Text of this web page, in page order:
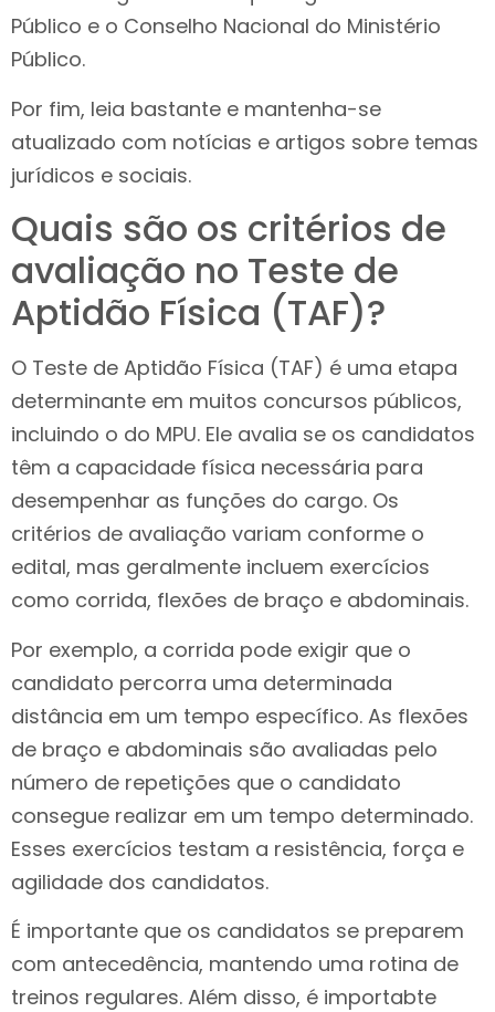
Público e o Conselho Nacional do Ministério
Público.
Por fim, leia bastante e mantenha-se
atualizado com notícias e artigos sobre temas
jurídicos e sociais.
Quais são os critérios de
avaliação no Teste de
Aptidão Física (TAF)?
O Teste de Aptidão Física (TAF) é uma etapa
determinante em muitos concursos públicos,
incluindo o do MPU. Ele avalia se os candidatos
têm a capacidade física necessária para
desempenhar as funções do cargo. Os
critérios de avaliação variam conforme o
edital, mas geralmente incluem exercícios
como corrida, flexões de braço e abdominais.
Por exemplo, a corrida pode exigir que o
candidato percorra uma determinada
distância em um tempo específico. As flexões
de braço e abdominais são avaliadas pelo
número de repetições que o candidato
consegue realizar em um tempo determinado.
Esses exercícios testam a resistência, força e
agilidade dos candidatos.
É importante que os candidatos se preparem
com antecedência, mantendo uma rotina de
treinos regulares. Além disso, é importabte